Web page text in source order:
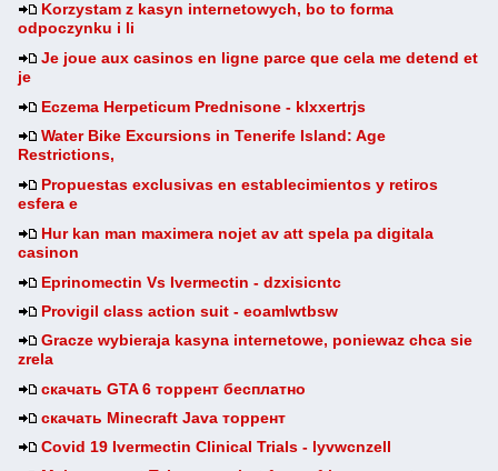
Korzystam z kasyn internetowych, bo to forma
odpoczynku i li
Je joue aux casinos en ligne parce que cela me detend et
je
Eczema Herpeticum Prednisone - klxxertrjs
Water Bike Excursions in Tenerife Island: Age
Restrictions,
Propuestas exclusivas en establecimientos y retiros
esfera e
Hur kan man maximera nojet av att spela pa digitala
casinon
Eprinomectin Vs Ivermectin - dzxisicntc
Provigil class action suit - eoamlwtbsw
Gracze wybieraja kasyna internetowe, poniewaz chca sie
zrela
скачать GTA 6 торрент бесплатно
скачать Minecraft Java торрент
Covid 19 Ivermectin Clinical Trials - lyvwcnzell